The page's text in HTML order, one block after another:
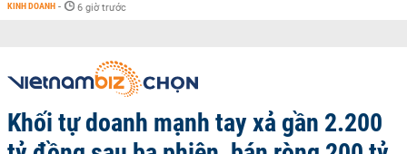
KINH DOANH - 6 giờ trước
Khối tự doanh mạnh tay xả gần 2.200